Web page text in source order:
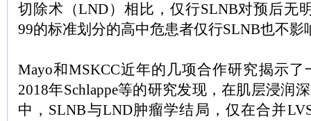
切除术（LND）相比，仅行SLNB对预后无
99的标准划分的高中危患者仅行SLNB也不影
Mayo和MSKCC近年的几项合作研究揭示
2018年Schlappe等的研究发现，在肌层浸润
中，SLNB与LND肿瘤学结局，仅在合并